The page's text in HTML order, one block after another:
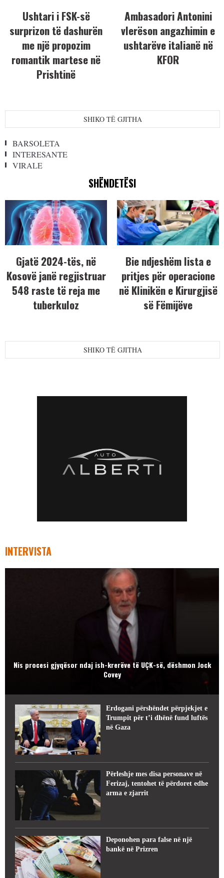
Ushtari i FSK-së
surprizon të dashurën
me një propozim
romantik martese në
Prishtinë
Ambasadori Antonini
vlerëson angazhimin e
ushtarëve italianë në
KFOR
SHIKO TË GJITHA
BARSOLETA
INTERESANTE
VIRALE
SHËNDETËSI
Gjatë 2024-tës, në
Kosovë janë regjistruar
548 raste të reja me
tuberkuloz
Bie ndjeshëm lista e
pritjes për operacione
në Klinikën e Kirurgjisë
së Fëmijëve
SHIKO TË GJITHA
INTERVISTA
Nis procesi gjyqësor ndaj ish-krerëve të UÇK-së, dëshmon Jock
Covey
Erdogani përshëndet përpjekjet e
Trumpit për t’i dhënë fund luftës
në Gaza
Përleshje mes disa personave në
Ferizaj, tentohet të përdoret edhe
arma e zjarrit
Deponohen para false në një
bankë në Prizren